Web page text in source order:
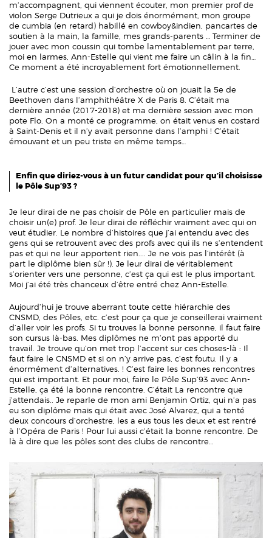
m’accompagnent, qui viennent écouter, mon premier prof de
violon Serge Dutrieux a qui je dois énormément, mon groupe
de cumbia (en retard) habillé en cowboy&indien, pancartes de
soutien à la main, la famille, mes grands-parents … Terminer de
jouer avec mon coussin qui tombe lamentablement par terre,
moi en larmes, Ann-Estelle qui vient me faire un câlin à la fin…
Ce moment a été incroyablement fort émotionnellement.
L’autre c’est une session d’orchestre où on jouait la 5e de
Beethoven dans l’amphithéâtre X de Paris 8. C’était ma
dernière année (2017-2018) et ma dernière session avec mon
pote Flo. On a monté ce programme, on était venus en costard
à Saint-Denis et il n’y avait personne dans l’amphi ! C’était
émouvant et un peu triste en même temps…
Enfin que diriez-vous à un futur candidat pour qu’il choisisse
le Pôle Sup’93 ?
Je leur dirai de ne pas choisir de Pôle en particulier mais de
choisir un(e) prof. Je leur dirai de réfléchir vraiment avec qui on
veut étudier. Le nombre d’histoires que j’ai entendu avec des
gens qui se retrouvent avec des profs avec qui ils ne s’entendent
pas et qui ne leur apportent rien.... Je ne vois pas l’intérêt (à
part le diplôme bien sûr !). Je leur dirai de véritablement
s’orienter vers une personne, c’est ça qui est le plus important.
Moi j’ai été très chanceux d’être entré chez Ann-Estelle.
Aujourd’hui je trouve aberrant toute cette hiérarchie des
CNSMD, des Pôles, etc. c’est pour ça que je conseillerai vraiment
d’aller voir les profs. Si tu trouves la bonne personne, il faut faire
son cursus là-bas. Mes diplômes ne m’ont pas apporté du
travail. Je trouve qu’on met trop l’accent sur ces choses-là : Il
faut faire le CNSMD et si on n’y arrive pas, c’est foutu. Il y a
énormément d’alternatives. ! C’est faire les bonnes rencontres
qui est important. Et pour moi, faire le Pôle Sup’93 avec Ann-
Estelle, ça été la bonne rencontre. C’était La rencontre que
j’attendais.. Je reparle de mon ami Benjamin Ortiz, qui n’a pas
eu son diplôme mais qui était avec José Alvarez, qui a tenté
deux concours d’orchestre, les a eus tous les deux et est rentré
à l’Opéra de Paris ! Pour lui aussi c’était la bonne rencontre. De
là à dire que les pôles sont des clubs de rencontre…